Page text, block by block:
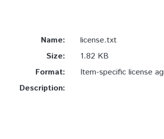
Name:
license.txt
Size:
1.82 KB
Format:
Item-specific license
Description: